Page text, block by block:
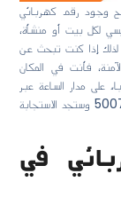
وجود رقم كهربائي
لكل بيت أو منشأة،
إذا كنت تبحث عن
فأنت في المكان
مدار الساعة عبر
وستجد الاستجابة
في